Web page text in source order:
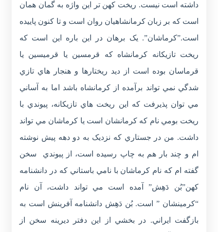
داشته است نيست. ريخت کهن تر اين واژه به گمان همان
است که بر زبان کرمانشاهيان روان است و تا کنون پاييده
است.”کرماشان”. يک برهان در اين باره اين است که
ريخت تازيکانه کرمانشاه که قرمسين يا قرميسين يا
قرماسان بوده است از ديد ريختارها و هنجار هاي تازي
شدگي نمي تواند برآمده از کرمانشاه باشد اما به آساني
مي توان پذيرفت که اين ريخت هاي تازيکانه، پيوندي با
ريخت بومي نام که کرمانشان است يا کرماشان مي تواند
داشت. من در جستاري که نزديک به دو دهه پيش نوشته
ام و چند بار هم به چاپ رسيده است، از پيوندي سخن
گفته ام که نام کرماشان با نامي باستاني که در دانشنامه
کهن”بُن دَهِش” آمده است مي تواند داشت، آن نام
“کرمينشان ” است. بُن دَهِش دانشنامه آفرينش است به
بازگفت ايراني. در بخشي از اين دفتر ديرينه سخن از